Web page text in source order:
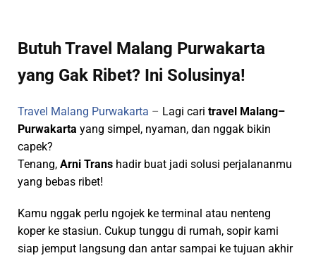
Butuh Travel Malang Purwakarta
yang Gak Ribet? Ini Solusinya!
Travel Malang Purwakarta – Lagi cari travel Malang–
Purwakarta yang simpel, nyaman, dan nggak bikin
capek?
Tenang, Arni Trans hadir buat jadi solusi perjalananmu
yang bebas ribet!
Kamu nggak perlu ngojek ke terminal atau nenteng
koper ke stasiun. Cukup tunggu di rumah, sopir kami
siap jemput langsung dan antar sampai ke tujuan akhir